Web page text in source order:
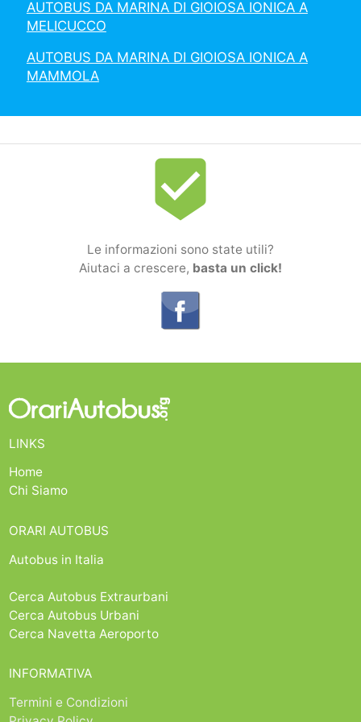
AUTOBUS DA MARINA DI GIOIOSA IONICA A
MELICUCCO
AUTOBUS DA MARINA DI GIOIOSA IONICA A
MAMMOLA
beenhere
Le informazioni sono state utili?
Aiutaci a crescere, basta un click!
LINKS
Home
Chi Siamo
ORARI AUTOBUS
Autobus in Italia
Cerca Autobus Extraurbani
Cerca Autobus Urbani
Cerca Navetta Aeroporto
INFORMATIVA
Termini e Condizioni